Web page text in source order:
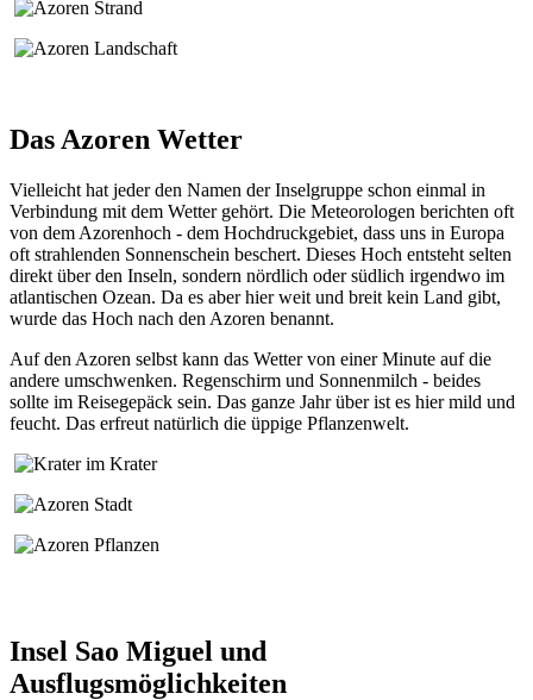
Das Azoren Wetter
Vielleicht hat jeder den Namen der Inselgruppe schon einmal in
Verbindung mit dem Wetter gehört. Die Meteorologen berichten oft
von dem Azorenhoch - dem Hochdruckgebiet, dass uns in Europa
oft strahlenden Sonnenschein beschert. Dieses Hoch entsteht selten
direkt über den Inseln, sondern nördlich oder südlich irgendwo im
atlantischen Ozean. Da es aber hier weit und breit kein Land gibt,
wurde das Hoch nach den Azoren benannt.
Auf den Azoren selbst kann das Wetter von einer Minute auf die
andere umschwenken. Regenschirm und Sonnenmilch - beides
sollte im Reisegepäck sein. Das ganze Jahr über ist es hier mild und
feucht. Das erfreut natürlich die üppige Pflanzenwelt.
Insel Sao Miguel und
Ausflugsmöglichkeiten